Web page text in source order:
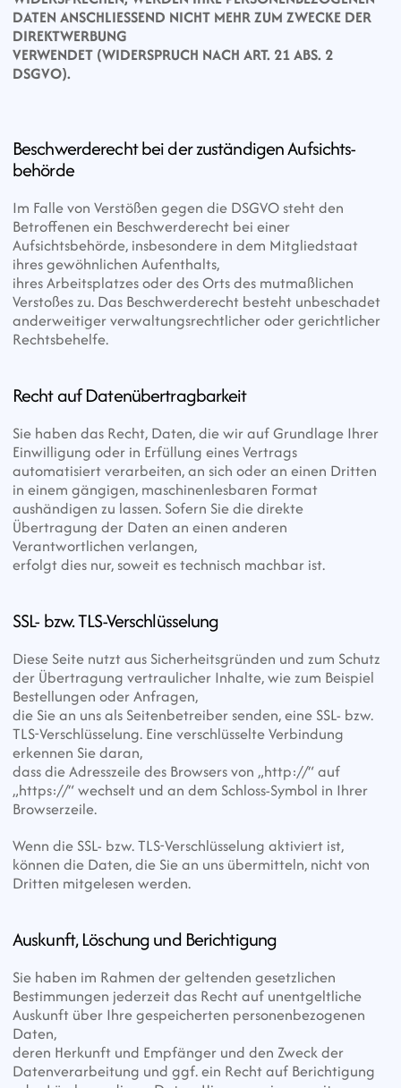
DATEN ANSCHLIESSEND NICHT MEHR ZUM ZWECKE DER
DIREKTWERBUNG
VERWENDET (WIDERSPRUCH NACH ART. 21 ABS. 2
DSGVO).
Beschwerde­recht bei der zuständigen Aufsichts­
behörde
Im Falle von Verstößen gegen die DSGVO steht den
Betroffenen ein Beschwerderecht bei einer
Aufsichtsbehörde, insbesondere in dem Mitgliedstaat
ihres gewöhnlichen Aufenthalts,
ihres Arbeitsplatzes oder des Orts des mutmaßlichen
Verstoßes zu. Das Beschwerderecht besteht unbeschadet
anderweitiger verwaltungsrechtlicher oder gerichtlicher
Rechtsbehelfe.
Recht auf Daten­übertrag­barkeit
Sie haben das Recht, Daten, die wir auf Grundlage Ihrer
Einwilligung oder in Erfüllung eines Vertrags
automatisiert verarbeiten, an sich oder an einen Dritten
in einem gängigen, maschinenlesbaren Format
aushändigen zu lassen. Sofern Sie die direkte
Übertragung der Daten an einen anderen
Verantwortlichen verlangen,
erfolgt dies nur, soweit es technisch machbar ist.
SSL- bzw. TLS-Verschlüsselung
Diese Seite nutzt aus Sicherheitsgründen und zum Schutz
der Übertragung vertraulicher Inhalte, wie zum Beispiel
Bestellungen oder Anfragen,
die Sie an uns als Seitenbetreiber senden, eine SSL- bzw.
TLS-Verschlüsselung. Eine verschlüsselte Verbindung
erkennen Sie daran,
dass die Adresszeile des Browsers von „http://“ auf
„https://“ wechselt und an dem Schloss-Symbol in Ihrer
Browserzeile.
Wenn die SSL- bzw. TLS-Verschlüsselung aktiviert ist,
können die Daten, die Sie an uns übermitteln, nicht von
Dritten mitgelesen werden.
Auskunft, Löschung und Berichtigung
Sie haben im Rahmen der geltenden gesetzlichen
Bestimmungen jederzeit das Recht auf unentgeltliche
Auskunft über Ihre gespeicherten personenbezogenen
Daten,
deren Herkunft und Empfänger und den Zweck der
Datenverarbeitung und ggf. ein Recht auf Berichtigung